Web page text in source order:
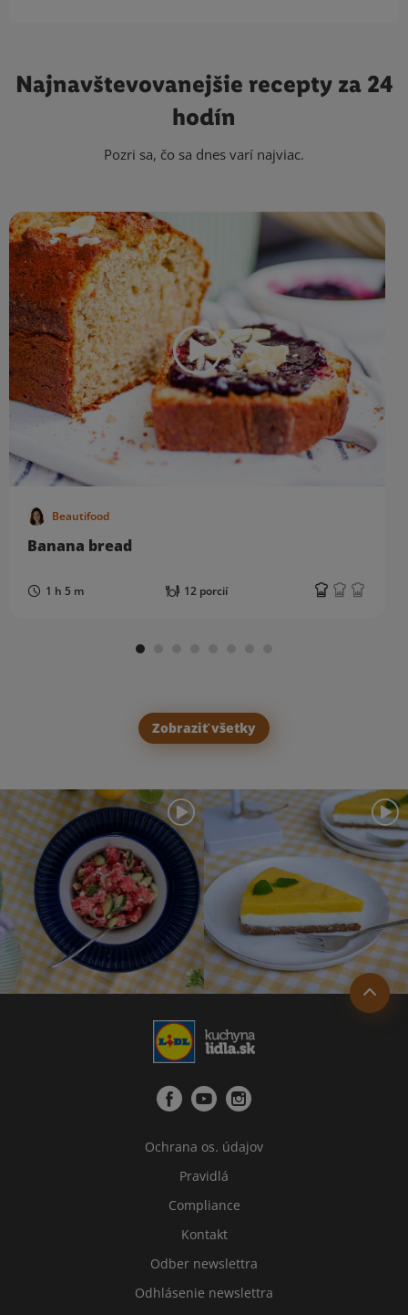
Najnavštevovanejšie recepty za 24
hodín
Pozri sa, čo sa dnes varí najviac.
Beautifood
Banana bread
1 h 5 m 12 porcií
Zobraziť všetky
Ochrana os. údajov
Pravidlá
Compliance
Kontakt
Odber newslettra
Odhlásenie newslettra